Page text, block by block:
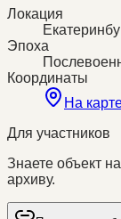
Локация
Эпоха
Координаты
На
Для участников
Знаете объект
архиву.